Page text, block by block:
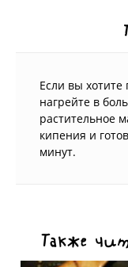
Если вы
нагрейте в
растительное
кипения и
минут.
Также